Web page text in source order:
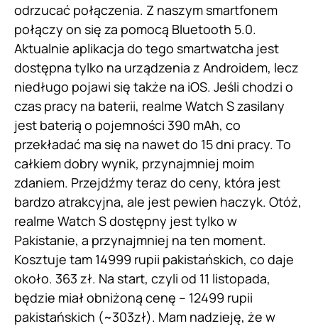
odrzucać połączenia. Z naszym smartfonem
połączy on się za pomocą Bluetooth 5.0.
Aktualnie aplikacja do tego smartwatcha jest
dostępna tylko na urządzenia z Androidem, lecz
niedługo pojawi się także na iOS. Jeśli chodzi o
czas pracy na baterii, realme Watch S zasilany
jest baterią o pojemności 390 mAh, co
przekładać ma się na nawet do 15 dni pracy. To
całkiem dobry wynik, przynajmniej moim
zdaniem. Przejdźmy teraz do ceny, która jest
bardzo atrakcyjna, ale jest pewien haczyk. Otóż,
realme Watch S dostępny jest tylko w
Pakistanie, a przynajmniej na ten moment.
Kosztuje tam 14999 rupii pakistańskich, co daje
około. 363 zł. Na start, czyli od 11 listopada,
będzie miał obniżoną cenę – 12499 rupii
pakistańskich (~303zł). Mam nadzieję, że w